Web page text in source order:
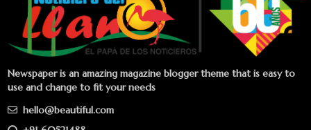
Newspaper is an amazing magazine blogger theme that is easy to
use and change to fit your needs
hello@beautiful.com